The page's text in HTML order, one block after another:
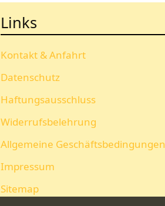
Links
Kontakt & Anfahrt
Datenschutz
Haftungsausschluss
Widerrufsbelehrung
Allgemeine Geschäftsbedingungen
Impressum
Sitemap